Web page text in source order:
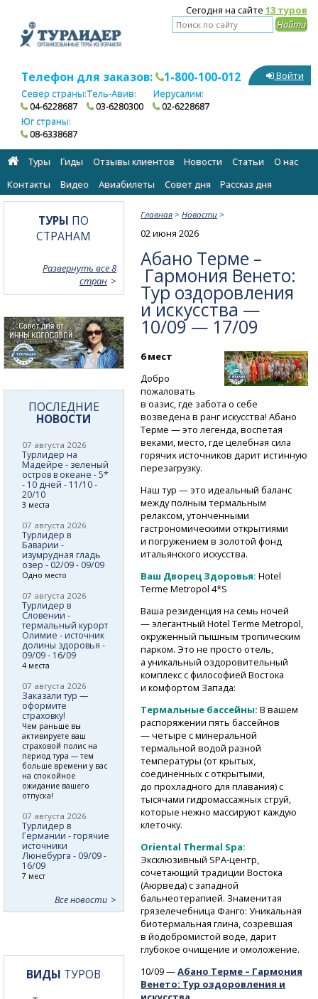
Сегодня на сайте 13 туров
Телефон для заказов: 1-800-100-012
Север страны:
04-6228687
Тель-Авив:
03-6280300
Иерусалим:
02-6228687
Юг страны:
08-6338687
Войти
Туры Гиды Отзывы клиентов Новости Статьи
О нас
Контакты
Видео Авиабилеты Cовет дня Рассказ дня
Главная >Новости >
02 июня 2026
Абано Терме –
Гармония Венето:
Тур оздоровления
и искусства —
10/09 — 17/09
6 мест
Добро
пожаловать
в оазис, где забота о себе
возведена в ранг искусства! Абано
Терме — это легенда, воспетая
веками, место, где целебная сила
горячих источников дарит истинную
перезагрузку.
Наш тур — это идеальный баланс
между полным термальным
релаксом, утонченными
гастрономическими открытиями
и погружением в золотой фонд
итальянского искусства.
Ваш Дворец Здоровья: Hotel
Terme Metropol 4*S
Ваша резиденция на семь ночей
— элегантный Hotel Terme Metropol,
окруженный пышным тропическим
парком. Это не просто отель,
а уникальный оздоровительный
комплекс с философией Востока
и комфортом Запада:
Термальные бассейны: В вашем
распоряжении пять бассейнов
— четыре с минеральной
термальной водой разной
температуры (от крытых,
соединенных с открытыми,
до прохладного для плавания) с
тысячами гидромассажных струй,
которые нежно массируют каждую
клеточку.
Oriental Thermal Spa:
Эксклюзивный SPA-центр,
сочетающий традиции Востока
(Аюрведа) с западной
бальнеотерапией. Знаменитая
грязелечебница Фанго: Уникальная
биотермальная глина, созревшая
в йодобромистой воде, дарит
глубокое очищение и омоложение.
10/09 —Абано Терме – Гармония
Венето: Тур оздоровления и
ТУРЫ ПО
СТРАНАМ
Развернуть все 8
стран
ПОСЛЕДНИЕ
НОВОСТИ
07 августа 2026
Турлидер на
Мадейре - зеленый
остров в океане - 5*
- 10 дней - 11/10 -
20/10
3 места
07 августа 2026
Турлидер в
Баварии -
изумрудная гладь
озер - 02/09 - 09/09
Одно место
07 августа 2026
Турлидер в
Словении -
термальный курорт
Олимие - источник
долины здоровья -
09/09 - 16/09
4 места
07 августа 2026
Заказали тур —
оформите
страховку!
Чем раньше вы
активируете ваш
страховой полис на
период тура — тем
больше времени у вас
на спокойное
ожидание вашего
отпуска!
07 августа 2026
Турлидер в
Германии - горячие
источники
Люнебурга - 09/09 -
16/09
7 мест
Все новости
ВИДЫ ТУРОВ